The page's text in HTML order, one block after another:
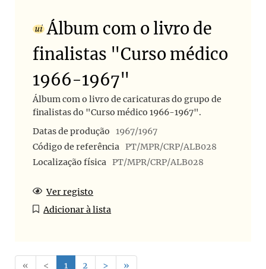
Álbum com o livro de
finalistas "Curso médico
1966-1967"
Álbum com o livro de caricaturas do grupo de
finalistas do "Curso médico 1966-1967".
Datas de produção
1967/1967
Código de referência PT/MPR/CRP/ALB028
Localização física PT/MPR/CRP/ALB028
Ver registo
Adicionar à lista
« < 1 2 > »